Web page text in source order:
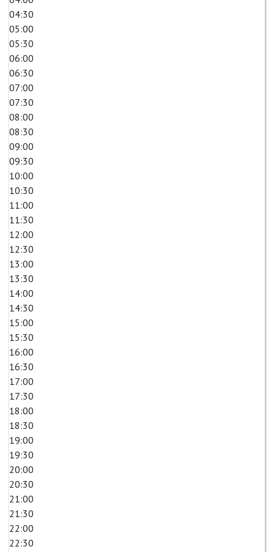
04:30
05:00
05:30
06:00
06:30
07:00
07:30
08:00
08:30
09:00
09:30
10:00
10:30
11:00
11:30
12:00
12:30
13:00
13:30
14:00
14:30
15:00
15:30
16:00
16:30
17:00
17:30
18:00
18:30
19:00
19:30
20:00
20:30
21:00
21:30
22:00
22:30